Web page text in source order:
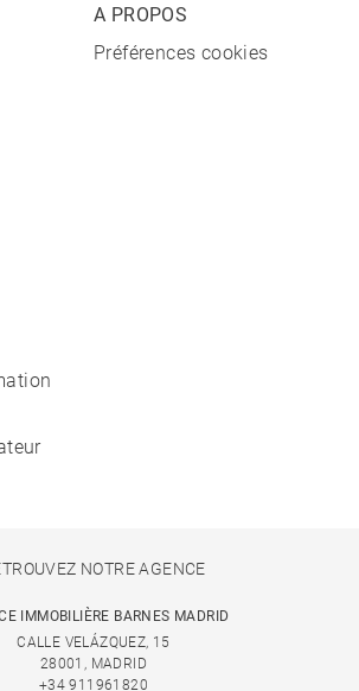
A PROPOS
Préférences cookies
NOTRE AGENCE
IMMOBILIÈRE BARNES MADRID
CALLE VELÁZQUEZ, 15
28001, MADRID
+34 911961820